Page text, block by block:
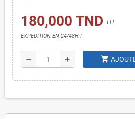
180,000 TND HT
EXPEDITION EN 24/48H !
remove add shopping_cart